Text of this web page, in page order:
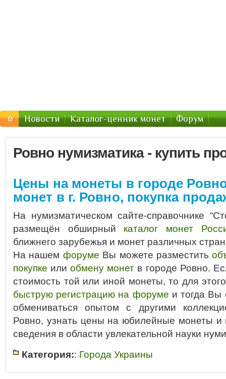
Новости Каталог-ценник монет Форум
Ровно нумизматика - купить
Цены на монеты в городе
монет в г. Ровно, покупка
На нумизматическом сайте-справочнике
размещён обширный каталог монет
ближнего зарубежья и монет различных
На нашем форуме Вы можете разместить
покупке илиобмену монет в городе Ровно.
стоимость той или иной монеты, то для
быструю регистрацию на форуме и тогда Вы
обмениваться опытом с другими
Ровно, узнать цены на юбилейные монеты и
сведения в области увлекательной науки
Категория:: Города Украины